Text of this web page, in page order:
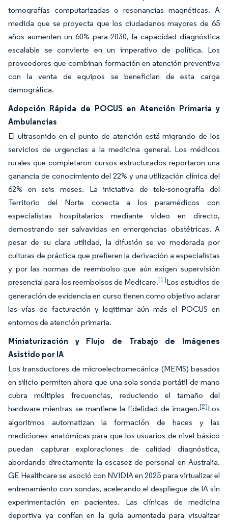
tomografías computarizadas o resonancias magnéticas. A
medida que se proyecta que los ciudadanos mayores de 65
años aumenten un 60% para 2030, la capacidad diagnóstica
escalable se convierte en un imperativo de política. Los
proveedores que combinan formación en atención preventiva
con la venta de equipos se benefician de esta carga
demográfica.
Adopción Rápida de POCUS en Atención Primaria y
Ambulancias
El ultrasonido en el punto de atención está migrando de los
servicios de urgencias a la medicina general. Los médicos
rurales que completaron cursos estructurados reportaron una
ganancia de conocimiento del 22% y una utilización clínica del
62% en seis meses. La iniciativa de tele-sonografía del
Territorio del Norte conecta a los paramédicos con
especialistas hospitalarios mediante video en directo,
demostrando ser salvavidas en emergencias obstétricas. A
pesar de su clara utilidad, la difusión se ve moderada por
culturas de práctica que prefieren la derivación a especialistas
y por las normas de reembolso que aún exigen supervisión
presencial para los reembolsos de Medicare.[1]Los estudios de
generación de evidencia en curso tienen como objetivo aclarar
las vías de facturación y legitimar aún más el POCUS en
entornos de atención primaria.
Miniaturización y Flujo de Trabajo de Imágenes
Asistido por IA
Los transductores de microelectromecánica (MEMS) basados
en silicio permiten ahora que una sola sonda portátil de mano
cubra múltiples frecuencias, reduciendo el tamaño del
hardware mientras se mantiene la fidelidad de imagen.[2]Los
algoritmos automatizan la formación de haces y las
mediciones anatómicas para que los usuarios de nivel básico
puedan capturar exploraciones de calidad diagnóstica,
abordando directamente la escasez de personal en Australia.
GE Healthcare se asoció con NVIDIA en 2025 para virtualizar el
entrenamiento con sondas, acelerando el despliegue de IA sin
experimentación en pacientes. Las clínicas de medicina
deportiva ya confían en la guía aumentada para visualizar